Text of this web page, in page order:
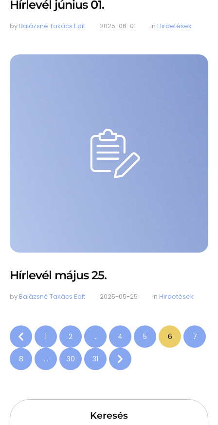
Hírlevél június 01.
by Balázsné Takács Edit 2025-06-01 in Hirdetések
Hírlevél május 25.
by Balázsné Takács Edit 2025-05-25 in Hirdetések
1 2 … 4 5 6 7
8 … 30 31
Keresés